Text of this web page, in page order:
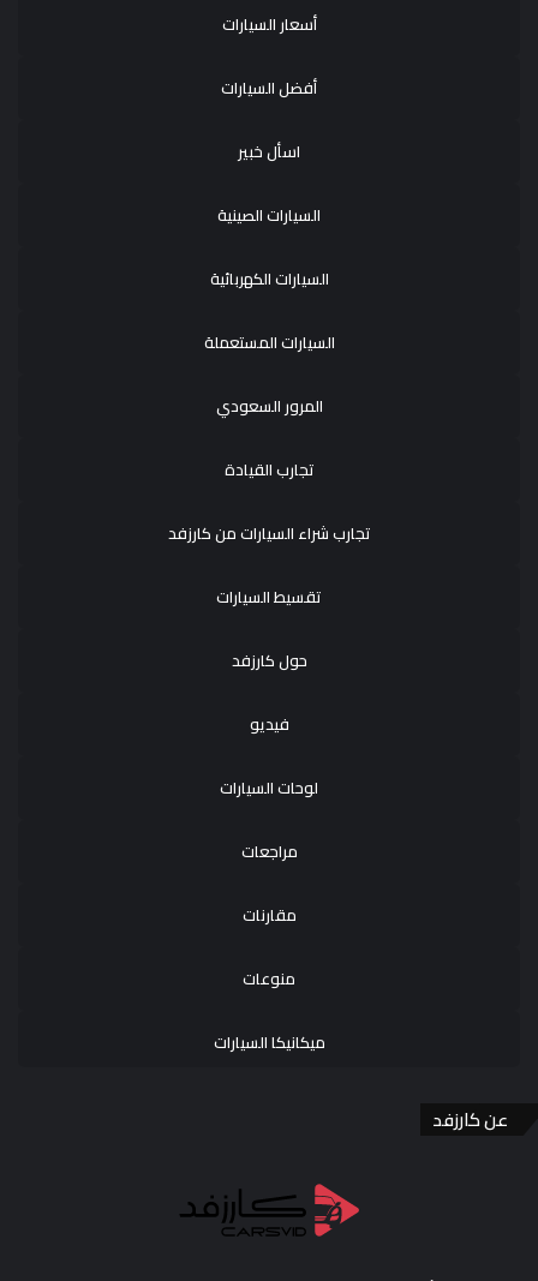
أسعار السيارات
أفضل السيارات
اسأل خبير
السيارات الصينية
السيارات الكهربائية
السيارات المستعملة
المرور السعودي
تجارب القيادة
تجارب شراء السيارات من كارزفد
تقسيط السيارات
حول كارزفد
فيديو
لوحات السيارات
مراجعات
مقارنات
منوعات
ميكانيكا السيارات
عن كارزفد